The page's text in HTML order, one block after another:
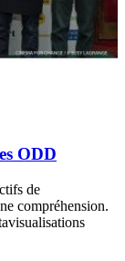
ODD
de
compréhension.